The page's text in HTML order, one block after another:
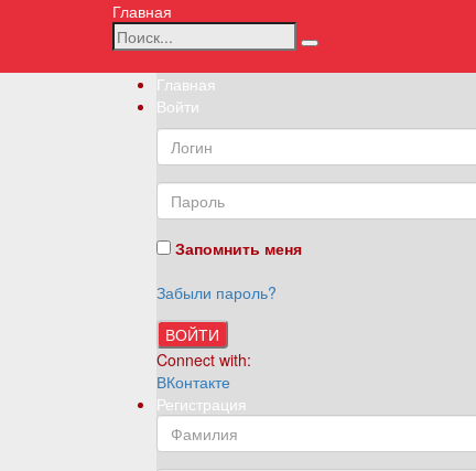
Главная
Главная
Войти
Запомнить меня
Забыли пароль?
ВОЙТИ
Connect with:
ВКонтакте
Регистрация